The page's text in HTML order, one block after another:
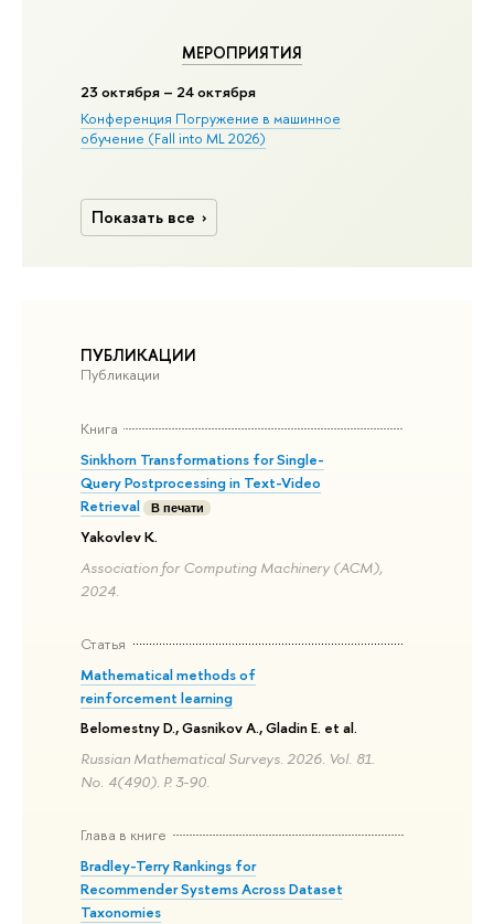
МЕРОПРИЯТИЯ
23 октября – 24 октября
Конференция Погружение в машинное
обучение (Fall into ML 2026)
Показать все
ПУБЛИКАЦИИ
Публикации
Книга
Sinkhorn Transformations for Single-
Query Postprocessing in Text-Video
Retrieval
В печати
Yakovlev K.
Association for Computing Machinery (ACM),
2024.
Статья
Mathematical methods of
reinforcement learning
Belomestny D., Gasnikov A., Gladin E. et al.
Russian Mathematical Surveys. 2026. Vol. 81.
No. 4(490). P. 3-90.
Глава в книге
Bradley-Terry Rankings for
Recommender Systems Across Dataset
Taxonomies